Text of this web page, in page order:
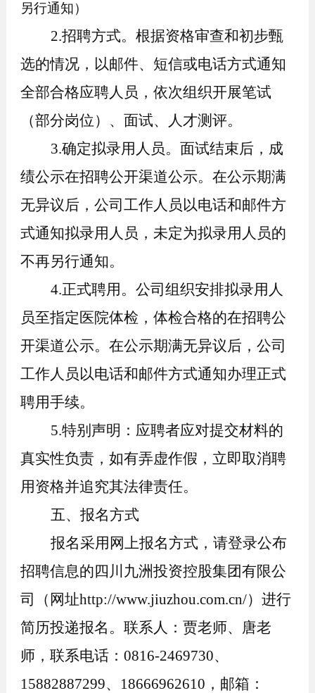
另行通知）
2.招聘方式。根据资格审查和初步甄
选的情况，以邮件、短信或电话方式通知
全部合格应聘人员， 依次组织开展笔试
（部分岗位） 、面试、人才测评。
3.确定拟录用人员。面试结束后， 成
绩公示在招聘公开渠道公示。 在公示期满
无异议后，公司工作人员 以电话和邮件方
式通知拟录用人员 ， 未定为拟录用人员的
不再另行通知。
4.正式聘用。公司组织安排拟录用人
员至指定医院体检 ，体检合格的在招聘公
开渠道公示。 在公示期满无异议后， 公司
工作人员 以电话和邮件方式通知办理正式
聘用手续。
5.特别声明：应聘者应对提交材料的
真实性负责，如有弄虚作假，立即取消聘
用资格并追究其法律责任。
五、报名方式
报名采用网上报名方式，请登录公布
招聘信息的四川九洲投资控股集团有限公
司（网址http://www.jiuzhou.com.cn/）进行
简历投递报名 。 联系人 ：贾老师、唐老
师， 联系电话： 0816-2469730、
15882887299、18666962610 ， 邮箱 ：